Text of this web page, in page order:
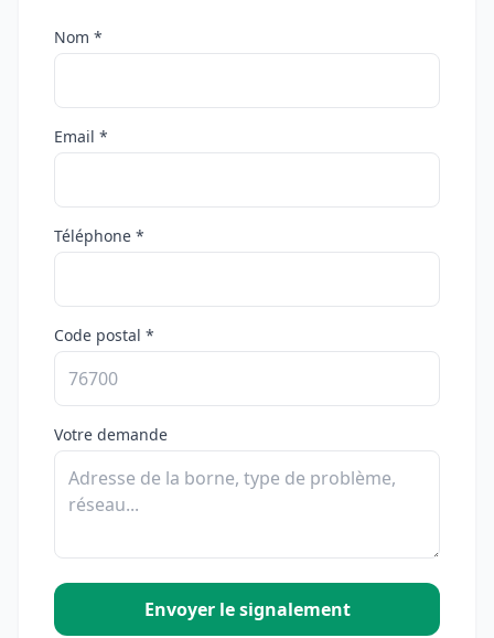
Nom *
Email *
Téléphone *
Code postal *
Votre demande
Envoyer le signalement